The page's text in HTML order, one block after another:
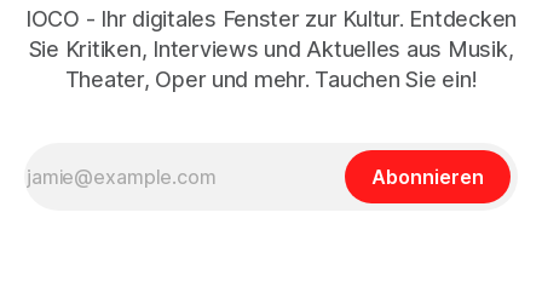
IOCO - Ihr digitales Fenster zur Kultur. Entdecken
Sie Kritiken, Interviews und Aktuelles aus Musik,
Theater, Oper und mehr. Tauchen Sie ein!
Abonnieren